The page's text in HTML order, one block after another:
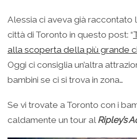
Alessia ci aveva già raccontato
città di Toronto in questo post: “
alla scoperta della più grande
Oggi ci consiglia un’altra
bambini se ci si trova in zona…
Se vi trovate a Toronto con i
caldamente un tour al Ripley’s